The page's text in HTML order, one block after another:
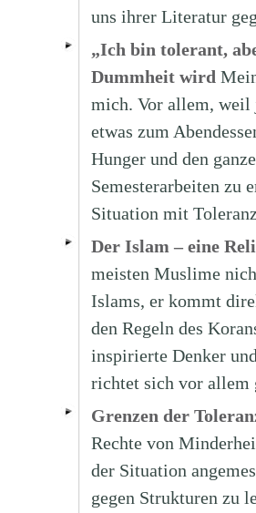
uns ihrer Literatur
„Ich bin tolerant,
Dummheit wird
mich. Vor allem, weil
etwas zum
Hunger und den
Semesterarbeiten zu
Situation mit
Der Islam – eine
meisten Muslime
Islams, er kommt
den Regeln des
inspirierte Denker
richtet sich vor allem
Grenzen der
Rechte von
der Situation
gegen Strukturen zu